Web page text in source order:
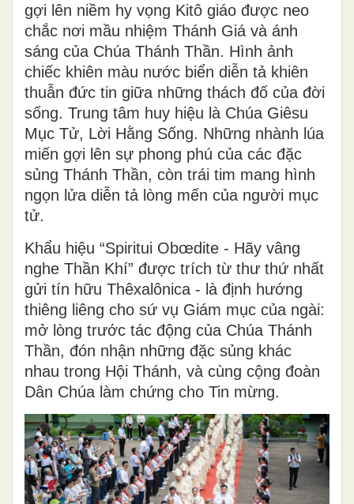
gợi lên niềm hy vọng Kitô giáo được neo
chắc nơi mầu nhiệm Thánh Giá và ánh
sáng của Chúa Thánh Thần. Hình ảnh
chiếc khiên màu nước biển diễn tả khiên
thuẫn đức tin giữa những thách đố của đời
sống. Trung tâm huy hiệu là Chúa Giêsu
Mục Tử, Lời Hằng Sống. Những nhành lúa
miến gợi lên sự phong phú của các đặc
sủng Thánh Thần, còn trái tim mang hình
ngọn lửa diễn tả lòng mến của người mục
tử.
Khẩu hiệu “Spiritui Obœdite - Hãy vâng
nghe Thần Khí” được trích từ thư thứ nhất
gửi tín hữu Thêxalônica - là định hướng
thiêng liêng cho sứ vụ Giám mục của ngài:
mở lòng trước tác động của Chúa Thánh
Thần, đón nhận những đặc sủng khác
nhau trong Hội Thánh, và cùng cộng đoàn
Dân Chúa làm chứng cho Tin mừng.